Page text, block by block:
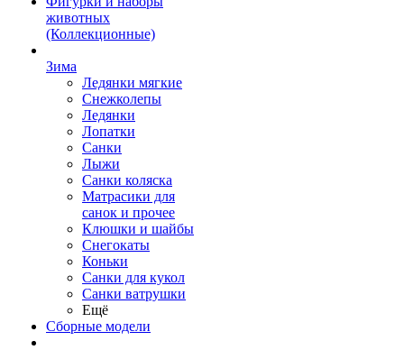
животных
(Коллекционные)
Зима
Ледянки мягкие
Снежколепы
Ледянки
Лопатки
Санки
Лыжи
Санки коляска
Матрасики для
санок и прочее
Клюшки и шайбы
Снегокаты
Коньки
Санки для кукол
Санки ватрушки
Ещё
Сборные модели